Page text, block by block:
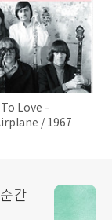
Love -
/ 1967
간